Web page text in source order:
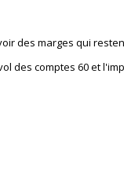
des marges qui
des comptes 60 et